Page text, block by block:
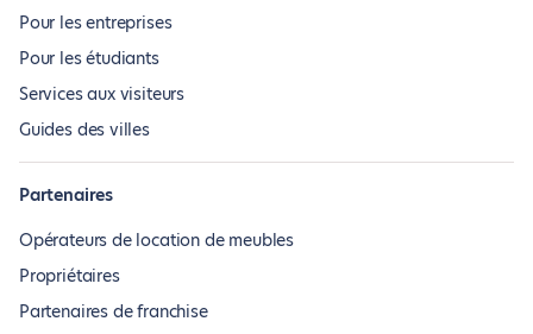
Pour les entreprises
Pour les étudiants
Services aux visiteurs
Guides des villes
Partenaires
Opérateurs de location de meubles
Propriétaires
Partenaires de franchise